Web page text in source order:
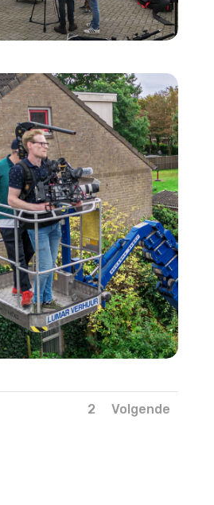
2 Volgende